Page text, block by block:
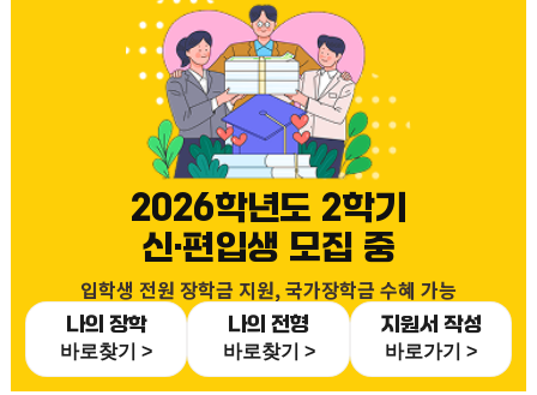
2026학년도 2학기
신·편입생 모집 중
입학생 전원 장학금 지원, 국가장학금 수혜 가능
나의 장학
바로찾기 >
나의 전형
바로찾기 >
지원서 작성
바로가기 >